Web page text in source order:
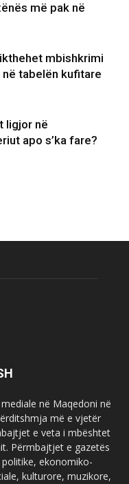
më pak në
mbishkrimi
tabelën kufitare
ligjor në
apo s’ka fare?
në Maqedoni në
më e vjetër
e veta i mbështet
Përmbajtjet e gazetës
politike, ekonomiko-
kulturore, muzikore,